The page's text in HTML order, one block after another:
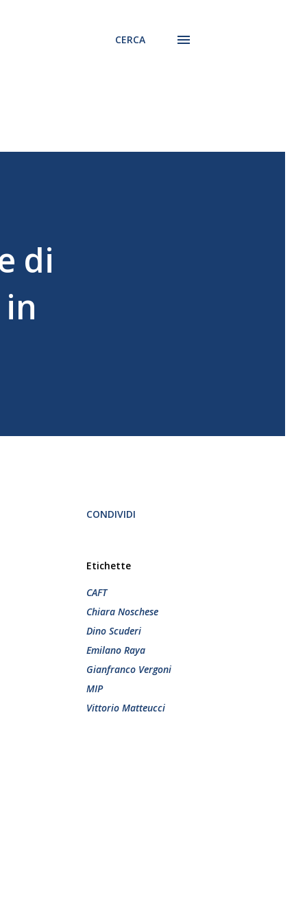
CERCA
di
CONDIVIDI
Etichette
CAFT
Chiara Noschese
Dino Scuderi
Emilano Raya
Gianfranco Vergoni
MIP
Vittorio Matteucci